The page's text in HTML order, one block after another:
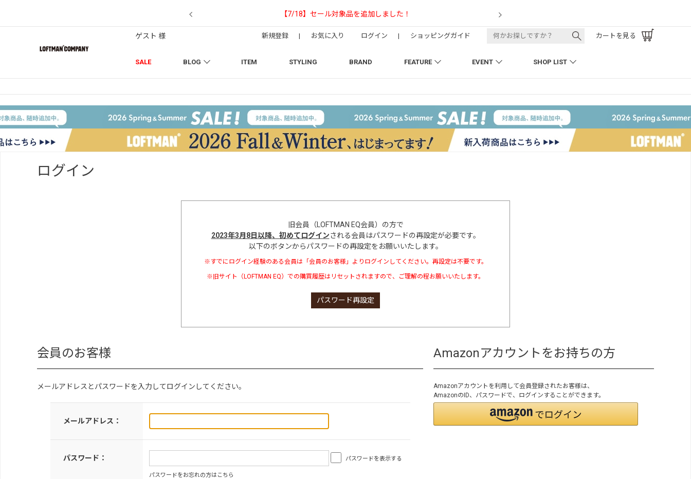
【NEEDLESの別注】50周年 H.D. Track Pant
SALE BLOG ITEM STYLING BRAND FEATURE EVENT SHOP LIST
ゲスト 様 新規登録 | お気に入り ログイン | ショッピングガイド カートを見る
ログイン
旧会員（LOFTMAN EQ会員）の方で
2023年3月8日以降、初めてログインされる会員はパスワードの再設定が必要です。
以下のボタンからパスワードの再設定をお願いいたします。
※すでにログイン経験のある会員は「会員のお客様」よりログインしてください。再設定は不要です。
※旧サイト（LOFTMAN EQ）での購買履歴はリセットされますので、ご理解の程お願いいたします。
パスワード再設定
会員のお客様
メールアドレスとパスワードを入力してログインしてください。
メールアドレス：
パスワード： パスワードを表示する
パスワードをお忘れの方はこちら
Amazonアカウントをお持ちの方
Amazonアカウントを利用して会員登録されたお客様は、
AmazonのID、パスワードで、ログインすることができます。